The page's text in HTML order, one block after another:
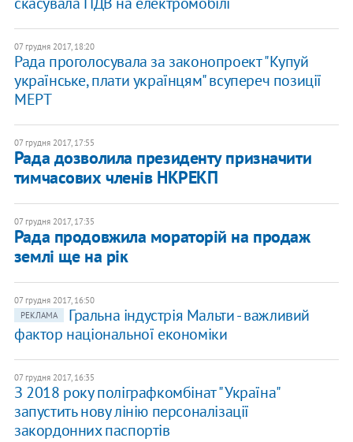
07 грудня 2017, 18:20
Рада проголосувала за законопроект "Купуй
українське, плати українцям" всупереч позиції
МЕРТ
07 грудня 2017, 17:55
Рада дозволила президенту призначити
тимчасових членів НКРЕКП
07 грудня 2017, 17:35
Рада продовжила мораторій на продаж
землі ще на рік
07 грудня 2017, 16:50
РЕКЛАМА
Гральна індустрія Мальти - важливий
фактор національної економіки
07 грудня 2017, 16:35
З 2018 року поліграфкомбінат "Україна"
запустить нову лінію персоналізації
закордонних паспортів